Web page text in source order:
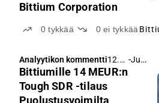
Bittium Corporation
0tykkää 0ei tykkää
Analyytikon kommentti12.6.
2026
- Juha Kinnunen
Bittiumille 14 MEUR:n
Tough SDR -tilaus